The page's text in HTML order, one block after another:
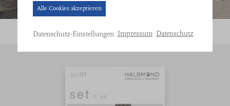
Alle Cookies akzeptieren
Datenschutz-Einstellungen Impressum Datenschutz
treffen
Sie
Auswahl.